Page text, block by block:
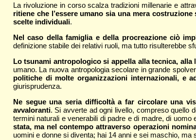
La rivoluzione in corso scalza tradizioni millenarie e
ritiene che l’essere umano sia una mera
scelte individuali.
Nel caso della famiglia e della procreazione ciò
definizione stabile dei relativi ruoli, ma tutto risulterebbe
Lo tsunami antropologico si appella alla tecnica,
umano. La nuova antropologia secolare in grande
politiche di molte organizzazioni internazionali, e
giurisprudenza.
Ne segue una seria difficoltà a far circolare una
avvaloranti. Si avverte ad ogni livello, compreso quello
termini naturali e venerabili di padre e di madre, di
stata, ma nel contempo attraverso operazioni
uomini e donne si diventa; hai 14 anni e sei maschio, ma